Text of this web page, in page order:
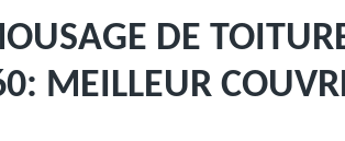
DE
MEILLEUR